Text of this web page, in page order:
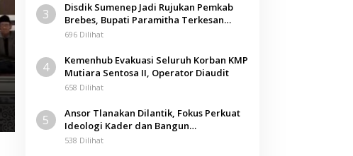
3
Disdik Sumenep Jadi Rujukan Pemkab
Brebes, Bupati Paramitha Terkesan
Pendidikan Berbasis Budaya
696 Dilihat
4
Kemenhub Evakuasi Seluruh Korban KMP
Mutiara Sentosa II, Operator Diaudit
658 Dilihat
5
Ansor Tlanakan Dilantik, Fokus Perkuat
Ideologi Kader dan Bangun
Kemandirian Ekonomi
538 Dilihat